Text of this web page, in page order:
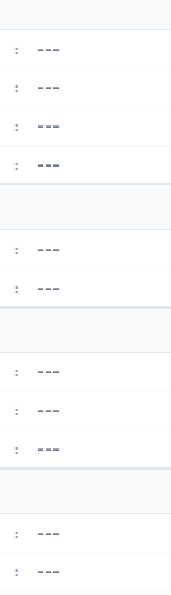
: ---
: ---
: ---
: ---
: ---
: ---
: ---
: ---
: ---
: ---
: ---